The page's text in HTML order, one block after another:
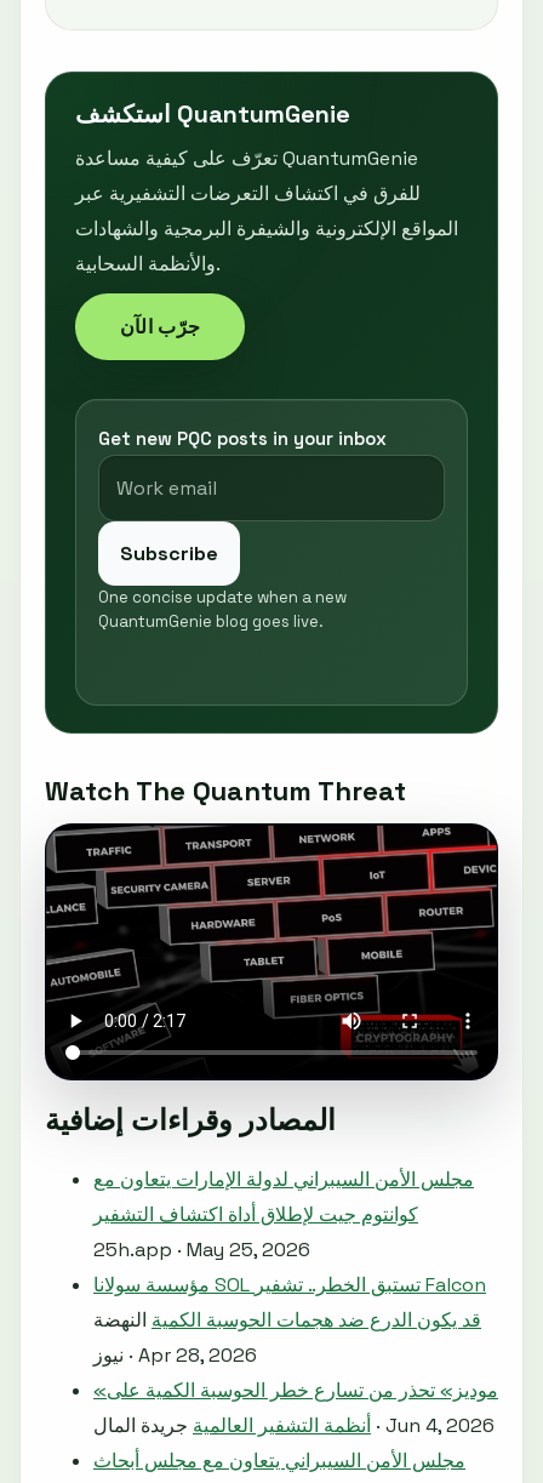
استكشف QuantumGenie
تعرّف على كيفية مساعدة QuantumGenie
للفرق في اكتشاف التعرضات التشفيرية عبر
المواقع الإلكترونية والشيفرة البرمجية والشهادات
والأنظمة السحابية.
جرّب الآن
Get new PQC posts in your inbox
Subscribe
One concise update when a new
QuantumGenie blog goes live.
Watch The Quantum Threat
المصادر وقراءات إضافية
مجلس الأمن السيبراني لدولة الإمارات يتعاون مع
كوانتوم جيت لإطلاق أداة اكتشاف التشفير
25h.app · May 25, 2026
مؤسسة سولانا SOL تستبق الخطر.. تشفير Falcon
قد يكون الدرع ضد هجمات الحوسبة الكمية النهضة
نيوز · Apr 28, 2026
«موديز» تحذر من تسارع خطر الحوسبة الكمية على
أنظمة التشفير العالمية جريدة المال · Jun 4, 2026
مجلس الأمن السيبراني يتعاون مع مجلس أبحاث